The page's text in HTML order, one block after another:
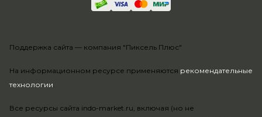
На информационном ресурсе применяются рекомендательные
технологии.
Все ресурсы сайта indo-market.ru, включая (но не
Поддержка сайта — компания "Пиксель Плюс"